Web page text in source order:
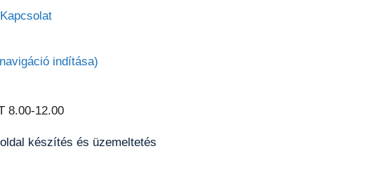
Kapcsolat
indítása)
8.00-12.00
készítés és üzemeltetés